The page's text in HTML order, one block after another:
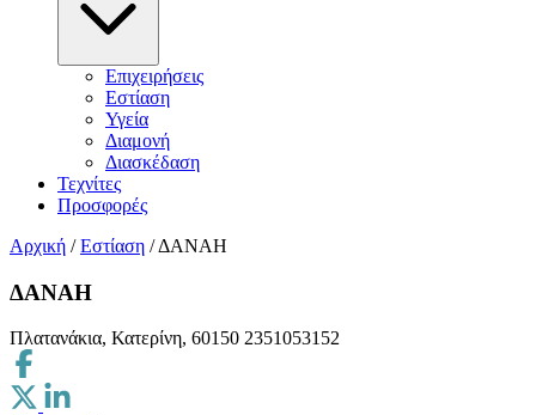
Επιχειρήσεις
Εστίαση
Υγεία
Διαμονή
Διασκέδαση
Τεχνίτες
Προσφορές
Αρχική / Εστίαση / ΔΑΝΑΗ
ΔΑΝΑΗ
Πλατανάκια, Κατερίνη, 60150 2351053152